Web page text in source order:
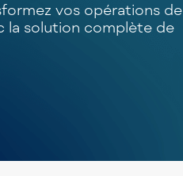
vos opérations de
la solution complète de